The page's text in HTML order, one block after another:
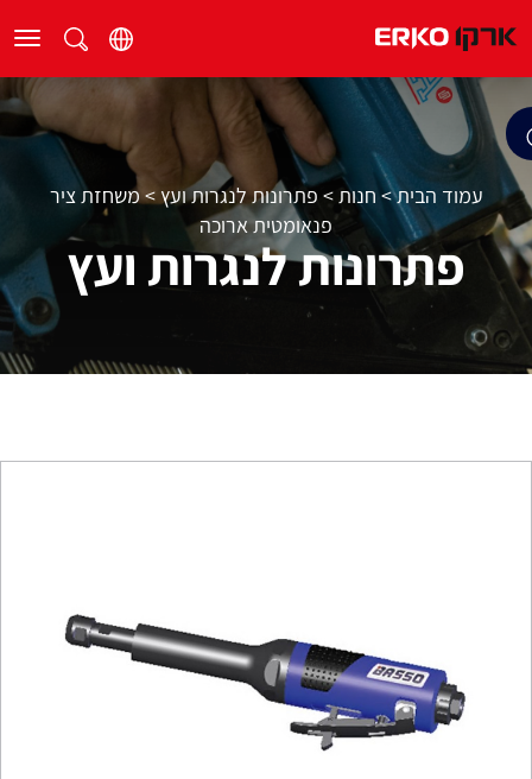
עמוד הבית> חנות > פתרונות לנגרות ועץ >משחזת ציר
פנאומטית ארוכה
פתרונות לנגרות ועץ